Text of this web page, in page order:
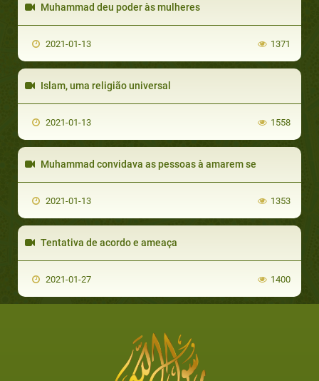
Muhammad deu poder às mulheres
2021-01-13 1371
Islam, uma religião universal
2021-01-13 1558
Muhammad convidava as pessoas à amarem se
2021-01-13 1353
Tentativa de acordo e ameaça
2021-01-27 1400